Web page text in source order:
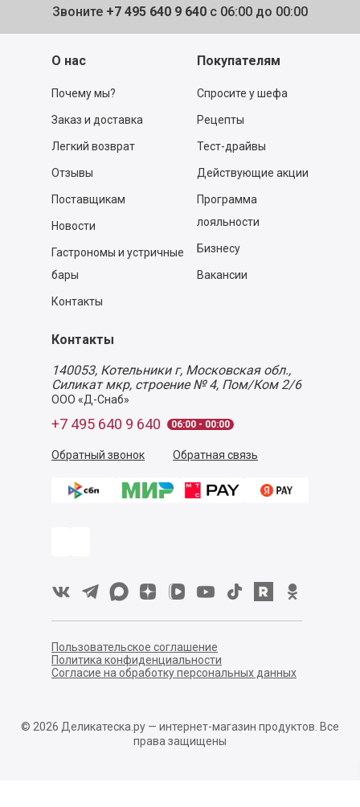
Звоните +7 495 640 9 640 с 06:00 до 00:00
О нас
Почему мы?
Заказ и доставка
Легкий возврат
Отзывы
Поставщикам
Новости
Гастрономы и устричные
бары
Контакты
Покупателям
Спросите у шефа
Рецепты
Тест-драйвы
Действующие акции
Программа
лояльности
Бизнесу
Вакансии
Контакты
140053, Котельники г, Московская обл.,
Силикат мкр, строение № 4, Пом/Ком 2/6
ООО «Д-Снаб»
+7 495 640 9 640 06:00 - 00:00
Обратный звонок Обратная связь
Пользовательское соглашение
Политика конфиденциальности
Согласие на обработку персональных данных
© 2026 Деликатеска.ру — интернет-магазин продуктов. Все
права защищены